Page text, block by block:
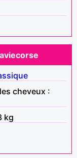
cheveux :
kg